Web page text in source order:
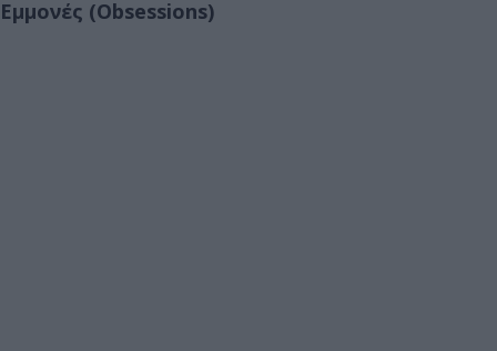
Εμμονές (Obsessions)